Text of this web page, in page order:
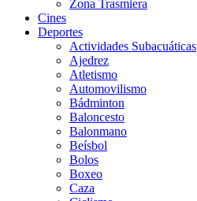
Zona Trasmiera
Cines
Deportes
Actividades Subacuáticas
Ajedrez
Atletismo
Automovilismo
Bádminton
Baloncesto
Balonmano
Beísbol
Bolos
Boxeo
Caza